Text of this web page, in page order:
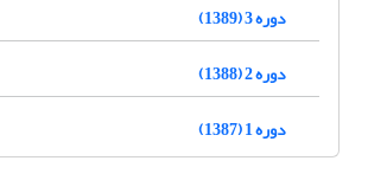
دوره 3 (1389)
دوره 2 (1388)
دوره 1 (1387)